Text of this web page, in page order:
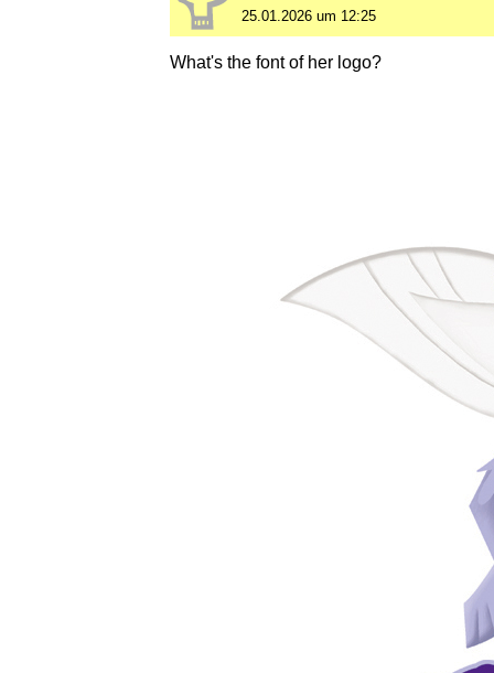
25.01.2026 um 12:25
What's the font of her logo?